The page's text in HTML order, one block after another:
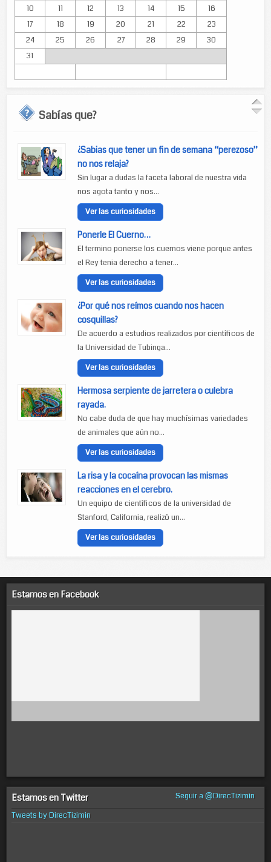
10
11 12 13 14 15
16
17
18 19 20 21 22
23
24
25 26 27 28 29
30
31
Sabías que?
¿Sabias que tener un fin de semana “perezoso”
no nos relaja?
Sin lugar a dudas la faceta laboral de nuestra vida
nos agota tanto y nos...
Ver las curiosidades
Ponerle El Cuerno…
El termino ponerse los cuernos viene porque antes
el Rey tenia derecho a tener...
Ver las curiosidades
¿Por qué nos reímos cuando nos hacen
cosquillas?
De acuerdo a estudios realizados por científicos de
la Universidad de Tubinga...
Ver las curiosidades
Hermosa serpiente de jarretera o culebra
rayada.
No cabe duda de que hay muchísimas variedades
de animales que aún no...
Ver las curiosidades
La risa y la cocaína provocan las mismas
reacciones en el cerebro.
Un equipo de científicos de la universidad de
Stanford, California, realizó un...
Ver las curiosidades
Estamos en Facebook
Estamos en Twitter
Seguir a @DirecTizimin
Tweets by DirecTizimin